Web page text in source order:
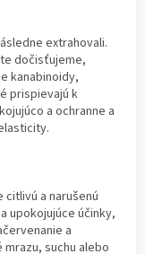
extrahovali.
dočisťujeme,
kanabinoidy,
prispievajú k
a ochranne a
citlivú a narušenú
upokojujúce účinky,
a
suchu alebo